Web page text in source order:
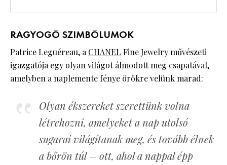
RAGYOGÓ SZIMBÓLUMOK
Patrice Leguéreau, aCHANEL Fine Jewelry művészeti
igazgatója egy olyan világot álmodott meg csapatával,
amelyben a naplemente fénye örökre velünk marad:
Olyan ékszereket szerettünk volna
létrehozni, amelyeket a nap utolsó
sugarai világítanak meg, és tovább élnek
a bőrön túl – ott, ahol a nappal épp